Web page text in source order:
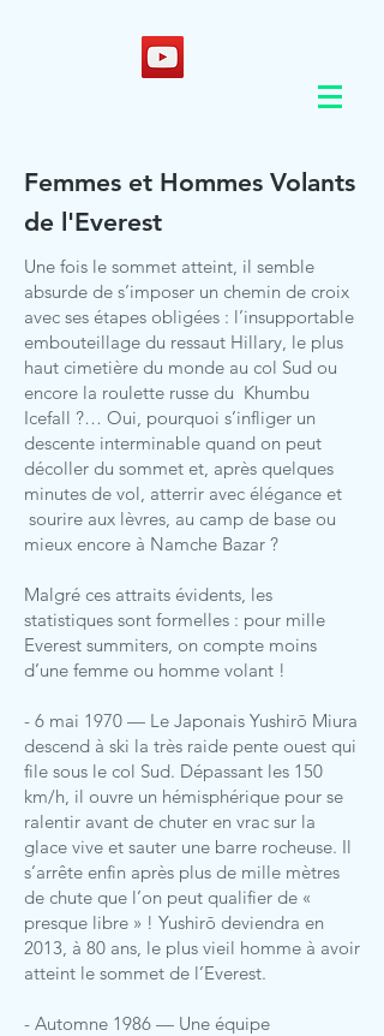
Femmes et Hommes Volants
de l'Everest
Une fois le sommet atteint, il semble
absurde de s’imposer un chemin de croix
avec ses étapes obligées : l’insupportable
embouteillage du ressaut Hillary, le plus
haut cimetière du monde au col Sud ou
encore la roulette russe du Khumbu
Icefall ?… Oui, pourquoi s’infliger un
descente interminable quand on peut
décoller du sommet et, après quelques
minutes de vol, atterrir avec élégance et
sourire aux lèvres, au camp de base ou
mieux encore à Namche Bazar ?
Malgré ces attraits évidents, les
statistiques sont formelles : pour mille
Everest summiters, on compte moins
d’une femme ou homme volant !
- 6 mai 1970 — Le Japonais Yushirō Miura
descend à ski la très raide pente ouest qui
file sous le col Sud. Dépassant les 150
km/h, il ouvre un hémisphérique pour se
ralentir avant de chuter en vrac sur la
glace vive et sauter une barre rocheuse. Il
s’arrête enfin après plus de mille mètres
de chute que l’on peut qualifier de «
presque libre » ! Yushirō deviendra en
2013, à 80 ans, le plus vieil homme à avoir
atteint le sommet de l’Everest.
- Automne 1986 — Une équipe